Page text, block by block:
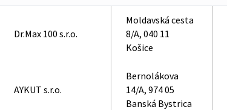
Dr.Max 100 s.r.o.
Moldavská cesta
8/A, 040 11
Košice
AYKUT s.r.o.
Bernolákova
14/A, 974 05
Banská Bystrica